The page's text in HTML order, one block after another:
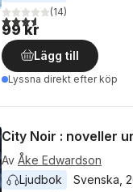
3,6utav 5 stjärnor. Totalt
(14)
99 kr
Lägg till
Lyssna direkt efter köp
City Noir : noveller
Av Åke Edwardson
Ljudbok
Svenska